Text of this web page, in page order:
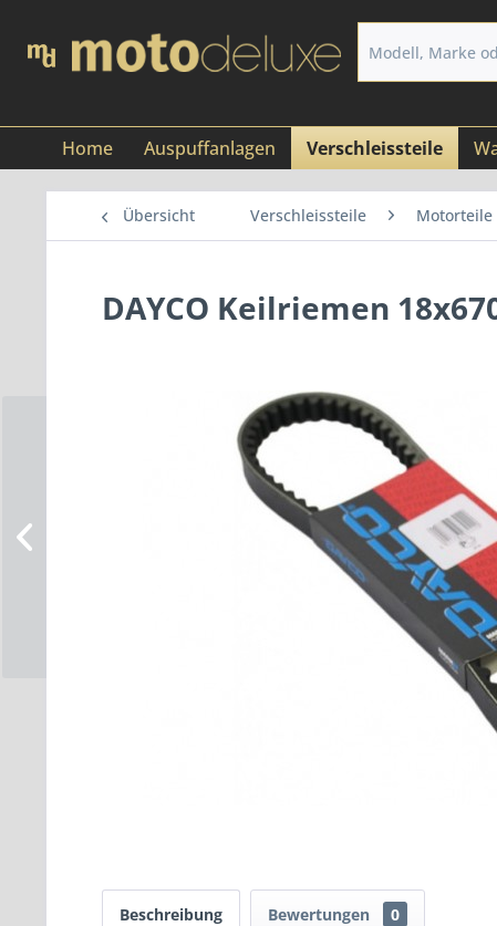
Home Auspuffanlagen Verschleissteile
Übersicht Verschleissteile Motorteile
DAYCO Keilriemen
Beschreibung Bewertungen 0